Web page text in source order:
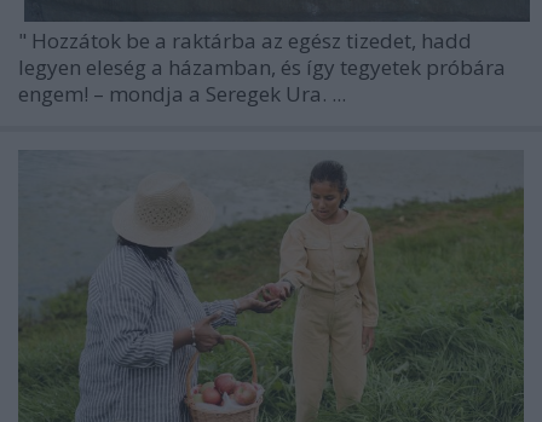
" Hozzátok be a raktárba az egész tizedet, hadd
legyen eleség a házamban, és így tegyetek próbára
engem! – mondja a Seregek Ura. ...